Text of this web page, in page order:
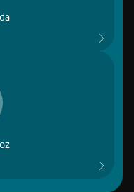
o buscar películas por
tu 4K Pro.